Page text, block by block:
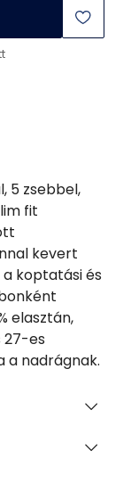
5 zsebbel,
fit
kevert
koptatási és
elasztán,
27-es
a nadrágnak.